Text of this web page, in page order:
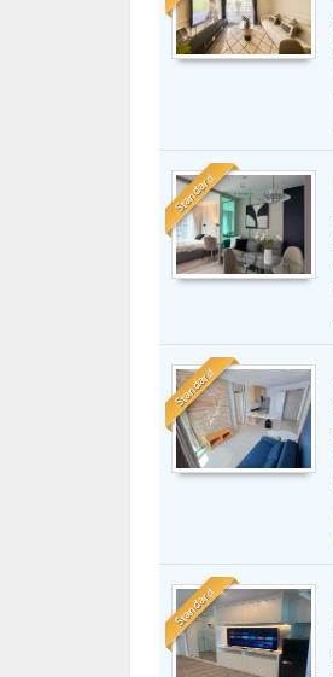
Standard
Standard
Standard